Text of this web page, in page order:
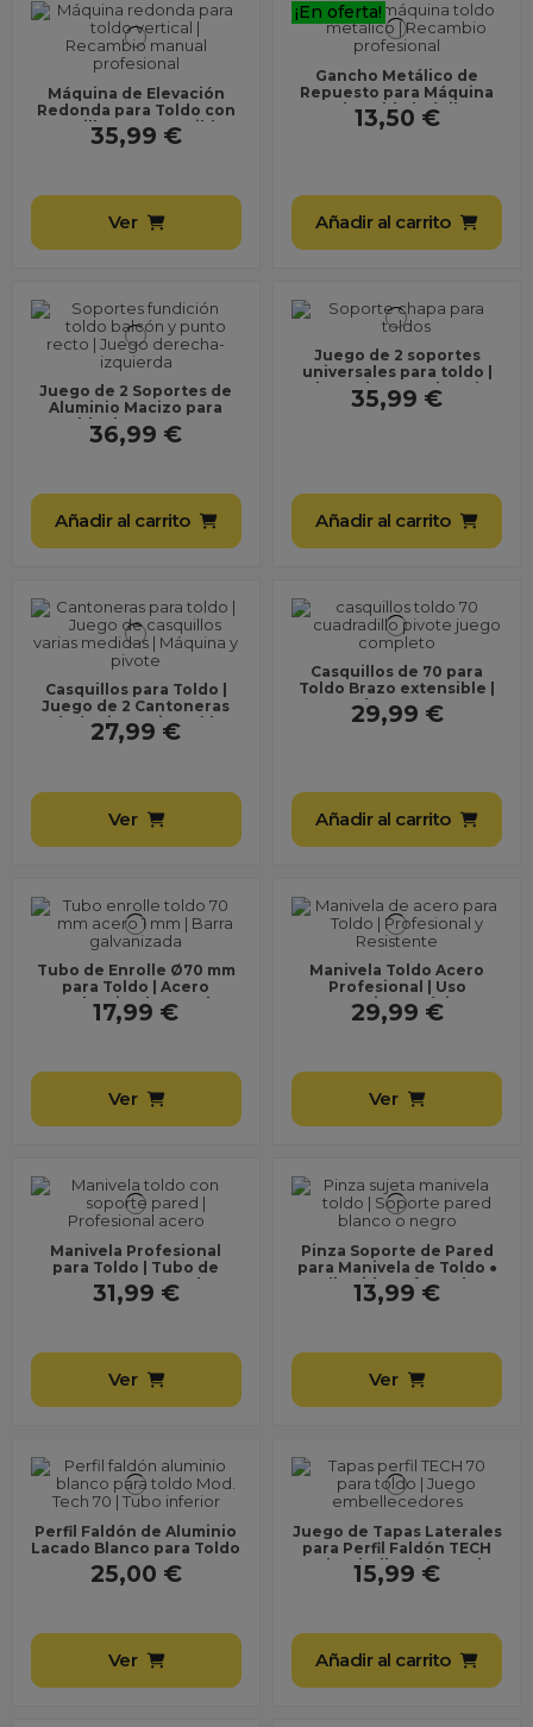
Máquina de Elevación
Redonda para Toldo con
Tornillos ● Compatible
con toldos de balcón...
35,99 €
Ver
¡En oferta!
Gancho Metálico de
Repuesto para Máquina
de Toldo | Fácil
Instalación – No Universal
13,50 €
Añadir al carrito
Juego de 2 Soportes de
Aluminio Macizo para
Toldo de Ventana o
Balcón ● Enganches...
36,99 €
Añadir al carrito
Juego de 2 soportes
universales para toldo |
Chapa de acero lacado
blanco | Fijación...
35,99 €
Añadir al carrito
Casquillos para Toldo |
Juego de 2 Cantoneras
(Máquina + Pivote) |
Metálico + Plástico...
27,99 €
Ver
Casquillos de 70 para
Toldo Brazo extensible |
Juego de 2 Cantoneras
(Máquina + Pivote)
29,99 €
Añadir al carrito
Tubo de Enrolle Ø70 mm
para Toldo | Acero
Galvanizado 1 mm |
17,99 €
Ver
Manivela Toldo Acero
Profesional | Uso
Intensivo y Máxima
Durabilidad
29,99 €
Ver
Manivela Profesional
para Toldo | Tubo de
Acero + Maneta de
Poliamida + Gancho de...
31,99 €
Ver
Pinza Soporte de Pared
para Manivela de Toldo ●
Poliamida Reforzada ●
Incluye Tornillos...
13,99 €
Ver
Perfil Faldón de Aluminio
Lacado Blanco para Toldo
TECH 70
25,00 €
Ver
Juego de Tapas Laterales
para Perfil Faldón TECH
70 | Embellecedores de
Plástico
15,99 €
Añadir al carrito